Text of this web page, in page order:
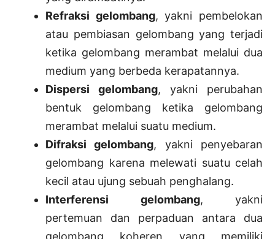
Refraksi gelombang, yakni pembelokan
atau pembiasan gelombang yang terjadi
ketika gelombang merambat melalui dua
medium yang berbeda kerapatannya.
Dispersi gelombang, yakni perubahan
bentuk gelombang ketika gelombang
merambat melalui suatu medium.
Difraksi gelombang, yakni penyebaran
gelombang karena melewati suatu celah
kecil atau ujung sebuah penghalang.
Interferensi gelombang, yakni
pertemuan dan perpaduan antara dua